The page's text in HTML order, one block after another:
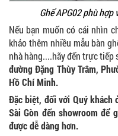
Ghế APG02 phù
Nếu bạn muốn có cái nhìn
khảo thêm nhiều mẫu bàn
nhà hàng....hãy đến trực tiếp
đường Đặng Thùy Trâm,
Hồ Chí Minh.
Đặc biệt, đối với Quý khách
Sài Gòn đến showroom để
được dễ dàng hơn.
-